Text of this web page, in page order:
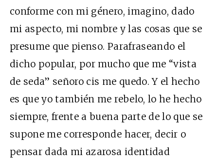
conforme con mi género, imagino, dado
mi aspecto, mi nombre y las cosas que se
presume que pienso. Parafraseando el
dicho popular, por mucho que me “vista
de seda” señoro cis me quedo. Y el hecho
es que yo también me rebelo, lo he hecho
siempre, frente a buena parte de lo que se
supone me corresponde hacer, decir o
pensar dada mi azarosa identidad